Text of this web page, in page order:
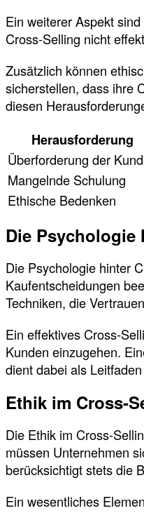
Ein weiterer Aspekt
Cross-Selling nicht
Zusätzlich können
sicherstellen, dass ihre
diesen
Herausforderung
Überforderung der
Mangelnde Schulung
Ethische Bedenken
Die Psychologie
Die Psychologie hinter
Kaufentscheidungen
Techniken, die
Ein effektives Cross-
Kunden einzugehen.
dient dabei als
Ethik im Cross-
Die Ethik im Cross-
müssen Unternehmen
berücksichtigt stets die
Ein wesentliches